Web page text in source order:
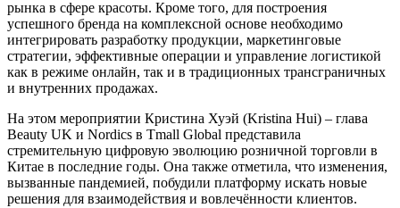
рынка в сфере красоты. Кроме того, для построения
успешного бренда на комплексной основе необходимо
интегрировать разработку продукции, маркетинговые
стратегии, эффективные операции и управление логистикой
как в режиме онлайн, так и в традиционных трансграничных
и внутренних продажах.
На этом мероприятии Кристина Хуэй (Kristina Hui) – глава
Beauty UK и Nordics в Tmall Global представила
стремительную цифровую эволюцию розничной торговли в
Китае в последние годы. Она также отметила, что изменения,
вызванные пандемией, побудили платформу искать новые
решения для взаимодействия и вовлечённости клиентов.